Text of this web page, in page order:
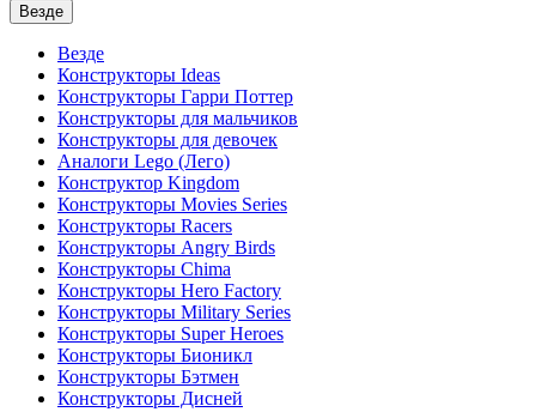
Везде
Везде
Конструкторы Ideas
Конструкторы Гарри Поттер
Конструкторы для мальчиков
Конструкторы для девочек
Аналоги Lego (Лего)
Конструктор Kingdom
Конструкторы Movies Series
Конструкторы Racers
Конструкторы Angry Birds
Конструкторы Chima
Конструкторы Hero Factory
Конструкторы Military Series
Конструкторы Super Heroes
Конструкторы Бионикл
Конструкторы Бэтмен
Конструкторы Дисней